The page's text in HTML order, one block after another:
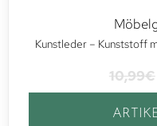
Kunstleder – Kunststoff
10,99€